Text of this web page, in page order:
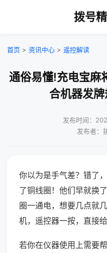
拨号
首页 > 资讯中心 > 遥控解读
通俗易懂!充电宝麻
合机器发
发布时间：
发布者：
你以为是手气差？错了
了铜线圈！他们早就换
圈一通电，想要几点就
机，遥控器一按，直接
若你在仪器使用上需要